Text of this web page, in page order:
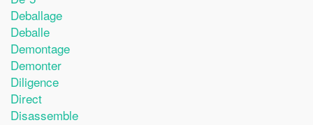
Deballage
Deballe
Demontage
Demonter
Diligence
Direct
Disassemble